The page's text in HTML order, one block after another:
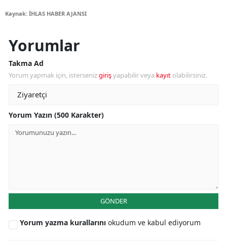
Kaynak: İHLAS HABER AJANSI
Yorumlar
Takma Ad
Yorum yapmak için, istersenizgirişyapabilir veya kayıt olabilirsiniz.
Yorum Yazın (500 Karakter)
GÖNDER
Yorum yazma kurallarını okudum ve kabul ediyorum